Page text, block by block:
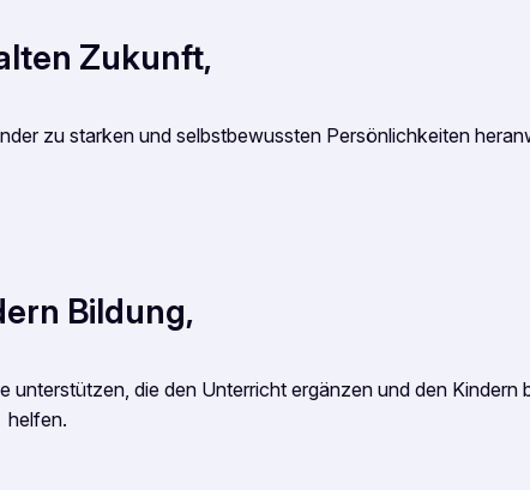
Zukunft,
zu starken und selbstbewussten Persönlichkeiten
Bildung,
die den Unterricht ergänzen und den Kindern
helfen.